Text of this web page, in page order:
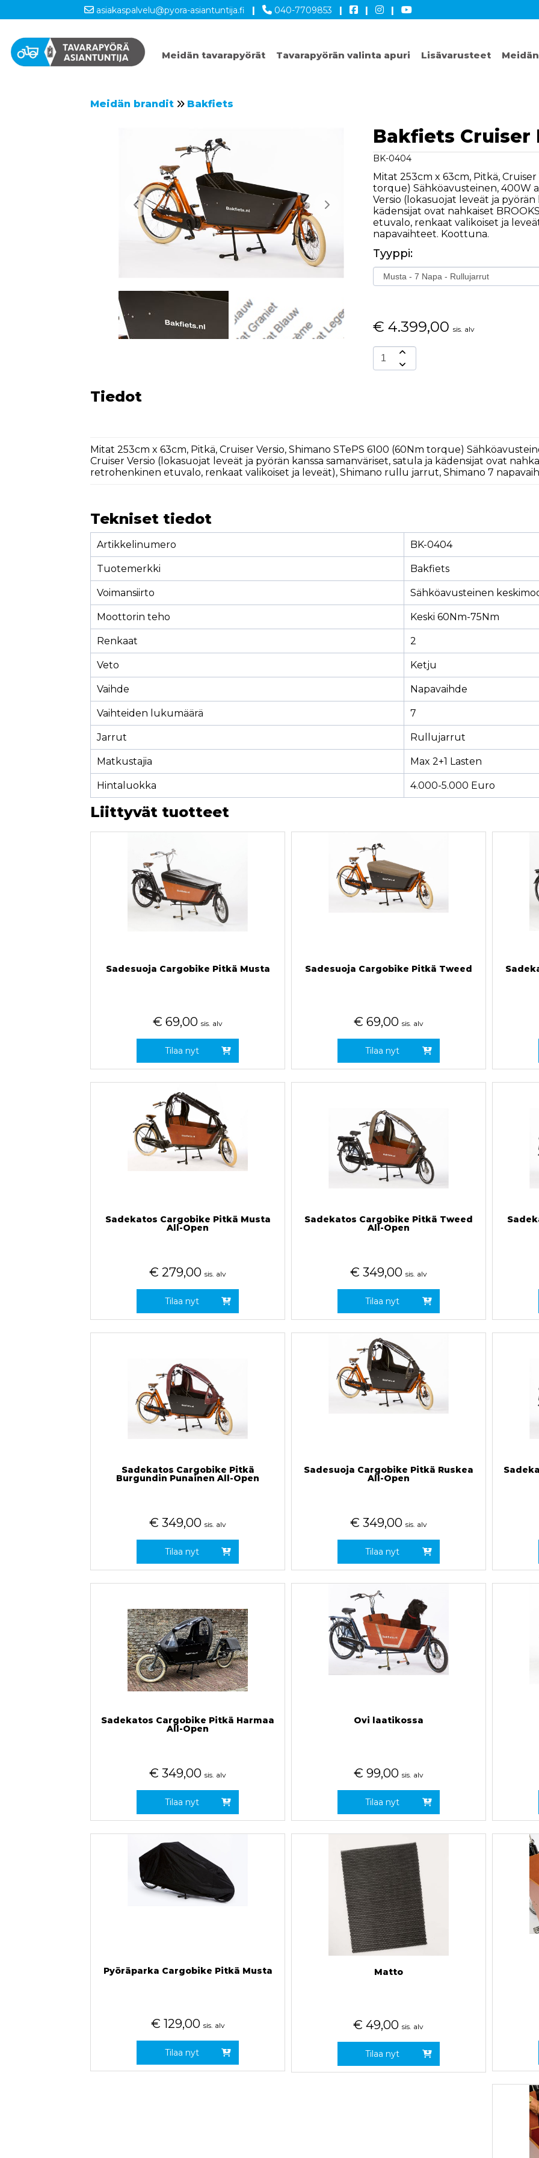
asiakaspalvelu@pyora-asiantuntija.fi | 040-7709853 | | |
Meidän tavarapyörät Tavarapyörän valinta apuri Lisävarusteet
Meidän brandit Bakfiets
Bakfiets Cruiser
BK-0404
Mitat 253cm x 63cm, Pitkä, Cruiser
torque) Sähköavusteinen, 400W
Versio (lokasuojat leveät ja pyörän
kädensijat ovat nahkaiset
etuvalo, renkaat valikoiset ja
napavaihteet. Koottuna.
Tyyppi:
€ 4.399,00 sis. alv
Tiedot
Mitat 253cm x 63cm, Pitkä, Cruiser Versio, Shimano STePS 6100 (60Nm torque)
Cruiser Versio (lokasuojat leveät ja pyörän kanssa samanväriset, satula ja kädensijat ovat
retrohenkinen etuvalo, renkaat valikoiset ja leveät), Shimano rullu jarrut, Shimano 7
Tekniset tiedot
Artikkelinumero BK-0404
Tuotemerkki Bakfiets
Voimansiirto Sähköavusteinen
Moottorin teho Keski 60Nm-75Nm
Renkaat 2
Veto Ketju
Vaihde Napavaihde
Vaihteiden lukumäärä 7
Jarrut Rullujarrut
Matkustajia Max 2+1 Lasten
Hintaluokka 4.000-5.000 Euro
Liittyvät tuotteet
Sadesuoja Cargobike Pitkä Musta
€ 69,00 sis. alv
Tilaa nyt
Sadesuoja Cargobike Pitkä Tweed
€ 69,00 sis. alv
Tilaa nyt
Sadekatos Cargobike Pitkä Musta
All-Open
€ 279,00 sis. alv
Tilaa nyt
Sadekatos Cargobike Pitkä Tweed
All-Open
€ 349,00 sis. alv
Tilaa nyt
Sadekatos Cargobike Pitkä
Burgundin Punainen All-Open
€ 349,00 sis. alv
Tilaa nyt
Sadesuoja Cargobike Pitkä Ruskea
All-Open
€ 349,00 sis. alv
Tilaa nyt
Sadekatos Cargobike Pitkä Harmaa
All-Open
€ 349,00 sis. alv
Tilaa nyt
Ovi laatikossa
€ 99,00 sis. alv
Tilaa nyt
Pyöräparka Cargobike Pitkä Musta
€ 129,00 sis. alv
Tilaa nyt
Matto
€ 49,00 sis. alv
Tilaa nyt